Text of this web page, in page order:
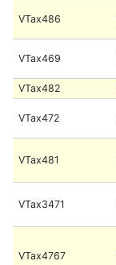
VTax486
VTax469
VTax482
VTax472
VTax481
VTax3471
VTax4767